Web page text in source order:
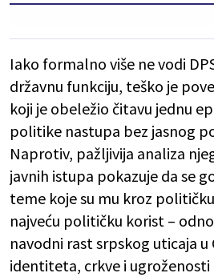
Iako formalno više ne vodi
državnu funkciju, teško je
koji je obeležio čitavu jednu
politike nastupa bez jasnog
Naprotiv, pažljivija analiza
javnih istupa pokazuje da se
teme koje su mu kroz
najveću političku korist –
navodni rast srpskog uticaja u
identiteta, crkve i